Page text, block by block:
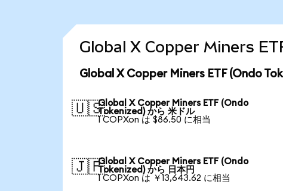
Global X Copper Miners ETF
Global X Copper Miners ETF (Ondo
🇺🇸Global X Copper Miners ETF (Ondo
Tokenized) から 米ドル
1 COPXon は $86.50 に相当
🇯🇵Global X Copper Miners ETF (Ondo
Tokenized) から 日本円
1 COPXon は ￥13,643.62 に相当